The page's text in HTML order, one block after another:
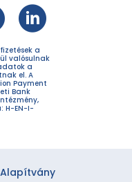
a
valósulnak
a
el. A
Payment
Bank
H-EN-I-